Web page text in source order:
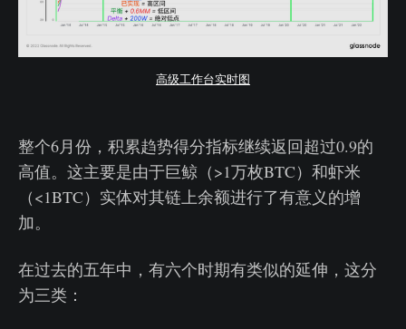
高级工作台实时图
整个6月份，积累趋势得分指标继续返回超过0.9的
高值。这主要是由于巨鲸（>1万枚BTC）和虾米
（<1BTC）实体对其链上余额进行了有意义的增
加。
在过去的五年中，有六个时期有类似的延伸，这分
为三类：